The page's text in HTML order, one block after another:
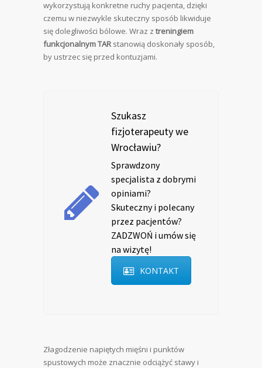
wykorzystują konkretne ruchy pacjenta, dzięki
czemu w niezwykle skuteczny sposób likwiduje
się dolegliwości bólowe. Wraz z treningiem
funkcjonalnym TAR stanowią doskonały sposób,
by ustrzec się przed kontuzjami.
Szukasz
fizjoterapeuty we
Wrocławiu?
Sprawdzony
specjalista z dobrymi
opiniami?
Skuteczny i polecany
przez pacjentów?
ZADZWOŃ i umów się
na wizytę!
KONTAKT
Złagodzenie napiętych mięśni i punktów
spustowych może znacznie odciążyć stawy i